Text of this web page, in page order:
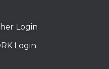
Login
Login